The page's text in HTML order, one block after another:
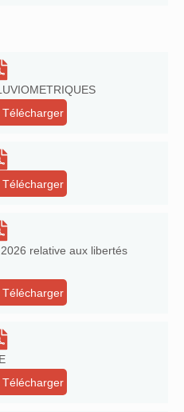
Télécharger
Télécharger
relative aux libertés
Télécharger
Télécharger